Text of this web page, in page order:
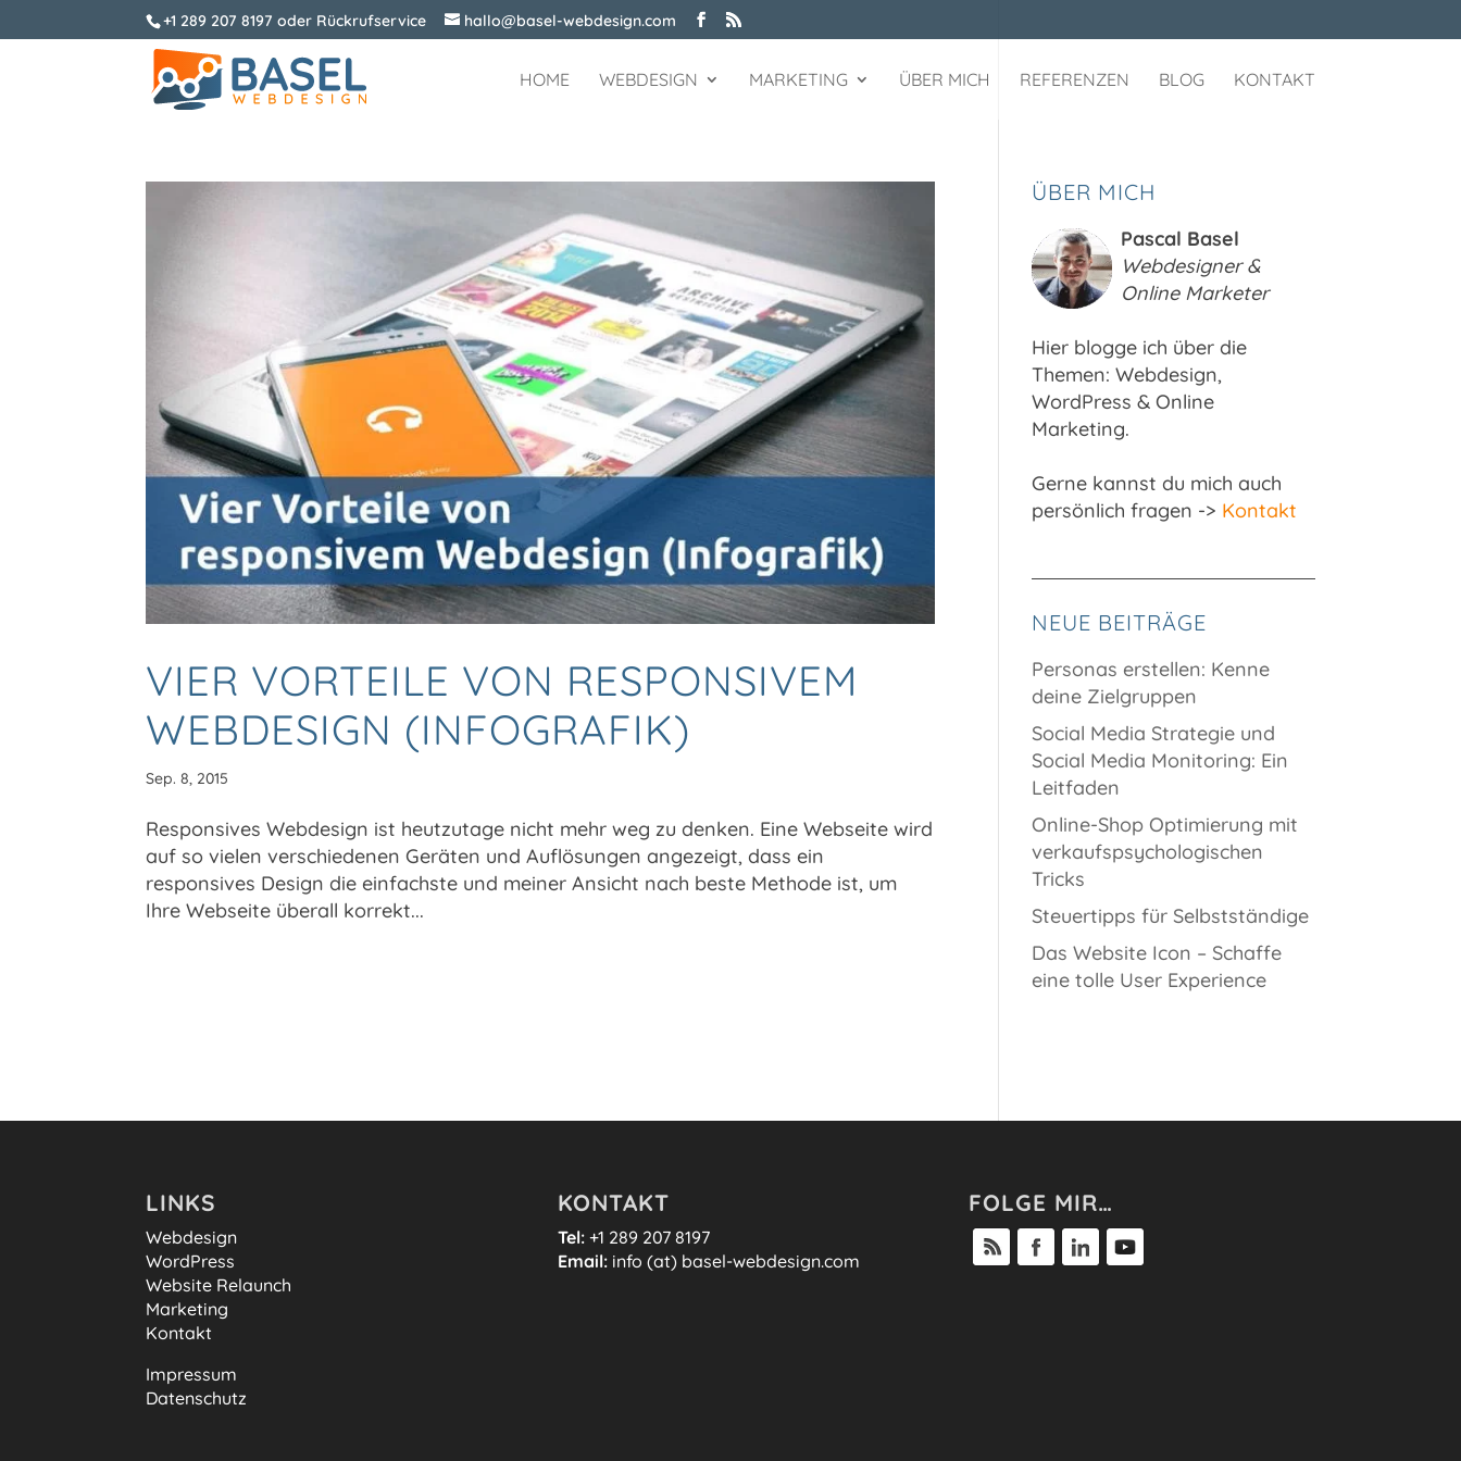
+1 289 207 8197 oder Rückrufservice hallo@basel-webdesign.com
HOME WEBDESIGN MARKETING ÜBER MICH REFERENZEN BLOG KONTAKT
VIER VORTEILE VON RESPONSIVEM
WEBDESIGN (INFOGRAFIK)
Sep. 8, 2015
Responsives Webdesign ist heutzutage nicht mehr weg zu denken. Eine Webseite wird
auf so vielen verschiedenen Geräten und Auflösungen angezeigt, dass ein
responsives Design die einfachste und meiner Ansicht nach beste Methode ist, um
Ihre Webseite überall korrekt...
ÜBER MICH
Pascal Basel
Webdesigner &
Online Marketer
Hier blogge ich über die
Themen: Webdesign,
WordPress & Online
Marketing.
Gerne kannst du mich auch
persönlich fragen -> Kontakt
NEUE BEITRÄGE
Personas erstellen: Kenne
deine Zielgruppen
Social Media Strategie und
Social Media Monitoring: Ein
Leitfaden
Online-Shop Optimierung mit
verkaufspsychologischen
Tricks
Steuertipps für Selbstständige
Das Website Icon – Schaffe
eine tolle User Experience
LINKS
Webdesign
WordPress
Website Relaunch
Marketing
Kontakt
Impressum
Datenschutz
KONTAKT
Tel: +1 289 207 8197
Email: info (at) basel-webdesign.com
FOLGE MIR…